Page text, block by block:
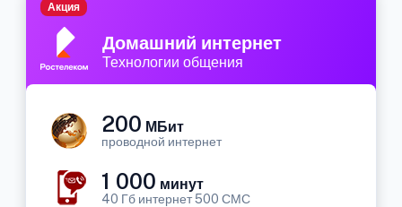
Домашний интернет
Технологии общения
Акция
200 МБит
проводной интернет
1 000 минут
40 Гб интернет 500 СМС